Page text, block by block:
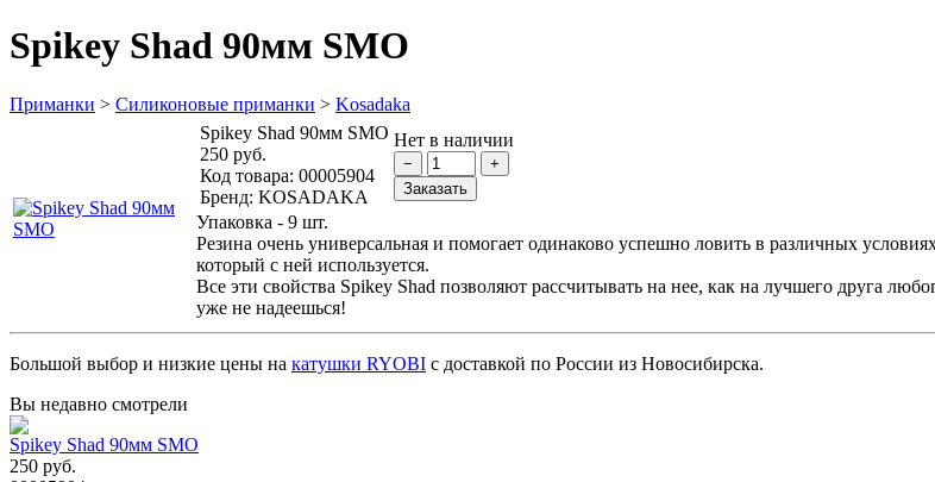
Spikey Shad 90мм SMO
Приманки > Силиконовые приманки > Kosadaka
Spikey Shad 90мм SMO
250 руб.
Код товара: 00005904
Бренд: KOSADAKA
Нет в наличии
Упаковка - 9 шт.
Резина очень универсальная и помогает одинаково успешно ловить в различных
который с ней используется.
Все эти свойства Spikey Shad позволяют рассчитывать на нее, как на лучшего друга
уже не надеешься!
Большой выбор и низкие цены на катушки RYOBI с доставкой по России из Новосибирска.
Вы недавно смотрели
Spikey Shad 90мм SMO
250 руб.